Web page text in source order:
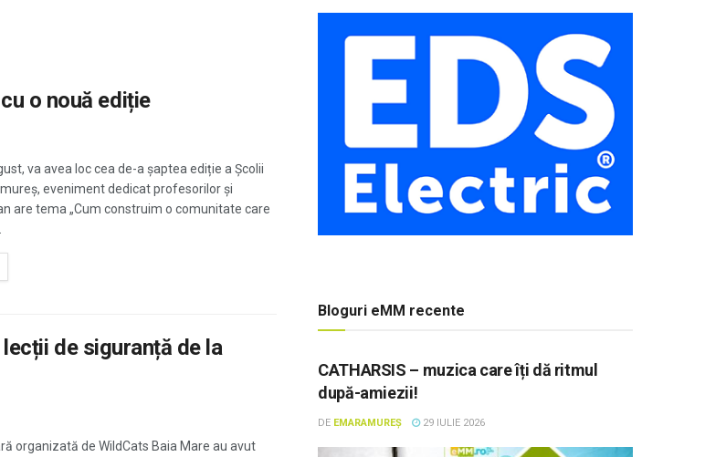
o nouă ediție
va avea loc cea de-a șaptea ediție a Școlii
eveniment dedicat profesorilor și
are tema „Cum construim o comunitate care
de siguranță de la
organizată de WildCats Baia Mare au avut
Bloguri eMM recente
CATHARSIS – muzica care îți dă ritmul
după-amiezii!
DE EMARAMUREȘ 29 IULIE 2026